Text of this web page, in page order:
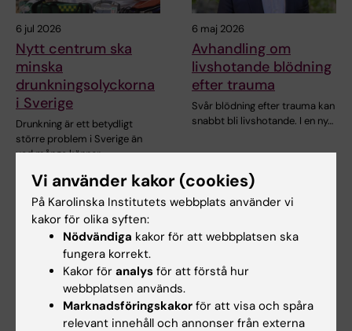
6 jul 2026
Nytt centrum ska
minska
drunkningsolyckorna
i Sverige
Drunkning är ett betydligt
större problem i Sverige än
vad många känner…
6 maj 2026
Avhandling om
livshotande blödning
efter trauma
Svår blödning efter trauma kan
snabbt bli livshotande. I en ny…
16 mar 2026
Vi använder kakor (cookies)
På Karolinska Institutets webbplats använder vi
kakor för olika syften:
Nödvändiga kakor för att webbplatsen ska
fungera korrekt.
Kakor för analys för att förstå hur
webbplatsen används.
Marknadsföringskakor för att visa och spåra
relevant innehåll och annonser från externa